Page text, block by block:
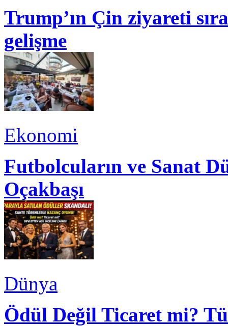
Trump’ın Çin ziyareti
gelişme
Ekonomi
Futbolcuların ve Sanat
Oçakbaşı
Dünya
Ödül Değil Ticaret mi?